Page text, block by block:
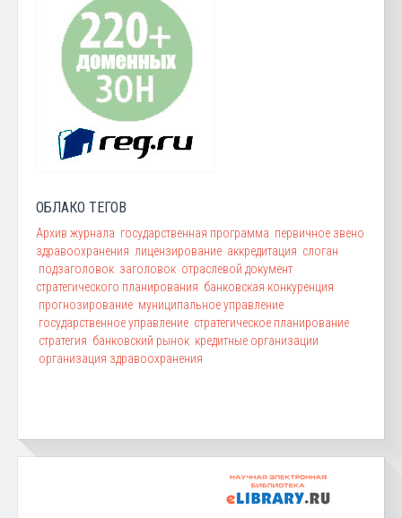
ОБЛАКО ТЕГОВ
Архив журнала государственная программа первичное звено
здравоохранения лицензирование аккредитация слоган
подзаголовок заголовок отраслевой документ
стратегического планирования банковская конкуренция
прогнозирование муниципальное управление
государственное управление стратегическое планирование
стратегия банковский рынок кредитные организации
организация здравоохранения